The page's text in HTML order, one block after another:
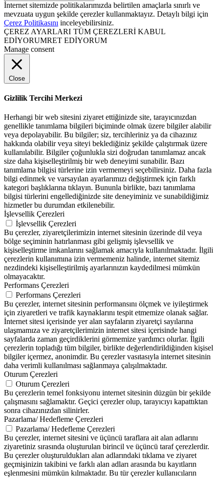
İnternet sitemizde politikalarımızda belirtilen amaçlarla sınırlı ve
mevzuata uygun şekilde çerezler kullanmaktayız. Detaylı bilgi için
Çerez Politikasını inceleyebilirsiniz.
ÇEREZ AYARLARI TÜM ÇEREZLERİ KABUL
EDİYORUMRET EDİYORUM
Manage consent
Close
Gizlilik Tercihi Merkezi
Herhangi bir web sitesini ziyaret ettiğinizde site, tarayıcınızdan
genellikle tanımlama bilgileri biçiminde olmak üzere bilgiler alabilir
veya depolayabilir. Bu bilgiler; siz, tercihleriniz ya da cihazınız
hakkında olabilir veya siteyi beklediğiniz şekilde çalıştırmak üzere
kullanılabilir. Bilgiler çoğunlukla sizi doğrudan tanımlamaz ancak
size daha kişiselleştirilmiş bir web deneyimi sunabilir. Bazı
tanımlama bilgisi türlerine izin vermemeyi seçebilirsiniz. Daha fazla
bilgi edinmek ve varsayılan ayarlarımızı değiştirmek için farklı
kategori başlıklarına tıklayın. Bununla birlikte, bazı tanımlama
bilgisi türlerini engellediğinizde site deneyiminiz ve sunabildiğimiz
hizmetler bu durumdan etkilenebilir.
İşlevsellik Çerezleri
İşlevsellik Çerezleri
Bu çerezler, ziyaretçilerimizin internet sitesinin üzerinde dil veya
bölge seçiminin hatırlanması gibi gelişmiş işlevsellik ve
kişiselleştirme imkanlarını sağlamak amacıyla kullanılmaktadır. İlgili
çerezlerin kullanımına izin vermemeniz halinde, internet sitemiz
nezdindeki kişiselleştirilmiş ayarlarınızın kaydedilmesi mümkün
olmayacaktır.
Performans Çerezleri
Performans Çerezleri
Bu çerezler, internet sitesinin performansını ölçmek ve iyileştirmek
için ziyaretleri ve trafik kaynaklarını tespit etmemize olanak sağlar.
İnternet sitesi içerisinde yer alan sayfaların ziyaretçi sayılarına
ulaşmamıza ve ziyaretçilerimizin internet sitesi içerisinde hangi
sayfalarda zaman geçirdiklerini görmemize yardımcı olurlar. İlgili
çerezlerin topladığı tüm bilgiler, birlikte değerlendirildiğinden kişisel
bilgiler içermez, anonimdir. Bu çerezler vasıtasıyla internet sitesinin
daha verimli kullanılması sağlanmaya çalışılmaktadır.
Oturum Çerezleri
Oturum Çerezleri
Bu çerezlerin temel fonksiyonu internet sitesinin düzgün bir şekilde
çalışmasını sağlamaktır. Geçici çerezler olup, tarayıcıyı kapattıktan
sonra cihazınızdan silinirler.
Pazarlama/ Hedefleme Çerezleri
Pazarlama/ Hedefleme Çerezleri
Bu çerezler, internet sitesini ve üçüncü taraflara ait alan adlarını
ziyaretiniz sırasında oluşturulan birincil ve üçüncü taraf çerezlerdir.
Bu çerezler oluşturuldukları alan adlarındaki tıklama ve ziyaret
geçmişinizin takibini ve farklı alan adları arasında bu kayıtların
eşlenmesini mümkün kılmaktadır. Bu tür çerezler kullanıcıların